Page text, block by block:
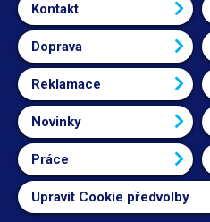
Kontakt
Doprava
Reklamace
Novinky
Práce
Upravit Cookie předvolby